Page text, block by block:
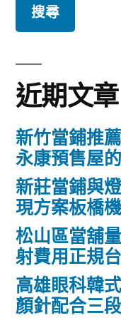
鍵
字:
近期文章
新竹當鋪推
永康預售屋
新莊當鋪與
現方案板橋
松山區當舖
射費用正規
高雄眼科韓
顏針配合三